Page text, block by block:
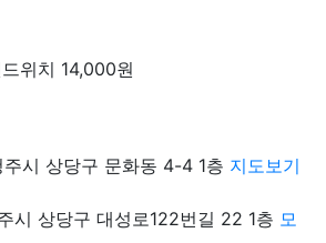
위치 14,000원
주시 상당구 문화동 4-4 1층 지도보기
시 상당구 대성로122번길 22 1층 모